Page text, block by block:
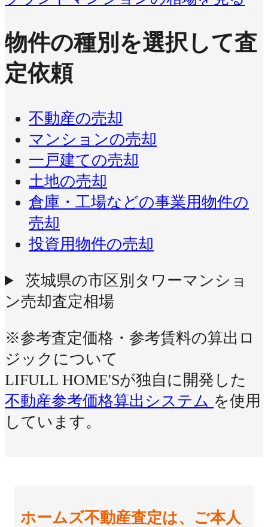
物件の種別を選択して査
定依頼
不動産の売却
マンションの売却
一戸建ての売却
土地の売却
倉庫・工場などの事業用物件の
売却
投資用物件の売却
茨城県の市区別タワーマンショ
ン売却査定相場
※参考査定価格・参考賃料の算出ロ
ジックについて
LIFULL HOME'Sが独自に開発した
不動産参考価格算出システム を使用
しています。
ホームズ不動産査定は、ご本人